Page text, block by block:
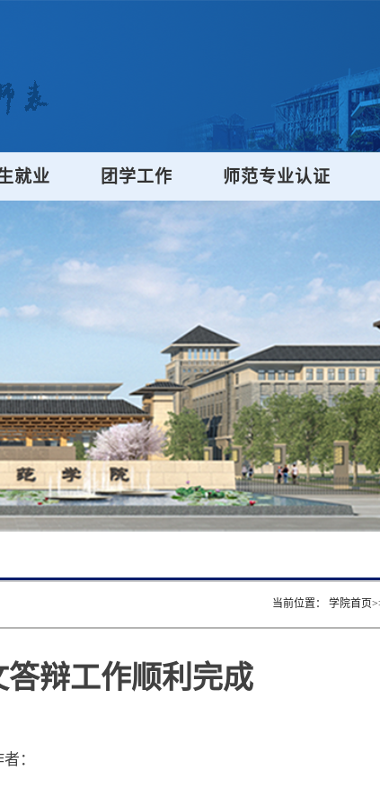
就业 团学工作 师范专业认证
当前位置： 学院首页
辩工作顺利完成
：